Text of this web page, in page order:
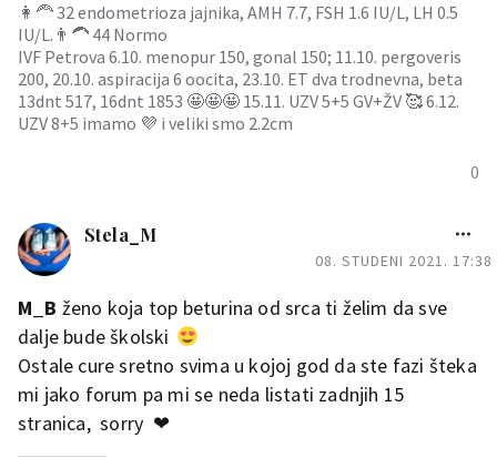
0
👩‍🦰 32 endometrioza jajnika, AMH 7.7, FSH 1.6 IU/L, LH 0.5
IU/L.👨‍🦱 44 Normo
IVF Petrova 6.10. menopur 150, gonal 150; 11.10. pergoveris
200, 20.10. aspiracija 6 oocita, 23.10. ET dva trodnevna, beta
13dnt 517, 16dnt 1853 🤩🤩🤩 15.11. UZV 5+5 GV+ŽV 🥰 6.12.
UZV 8+5 imamo 💜 i veliki smo 2.2cm
Stela_M
08. STUDENI 2021. 17:38
M_B ženo koja top beturina od srca ti želim da sve
dalje bude školski
Ostale cure sretno svima u kojoj god da ste fazi šteka
mi jako forum pa mi se neda listati zadnjih 15
stranica, sorry ❤